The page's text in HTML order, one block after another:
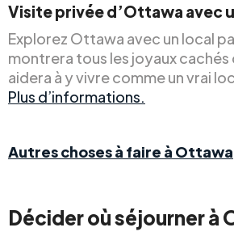
Visite privée d’Ottawa avec
Explorez Ottawa avec un local
montrera tous les joyaux cachés
aidera à y vivre comme un vrai
Plus d’informations.
Autres choses à faire à Ottawa
Décider où séjourner à